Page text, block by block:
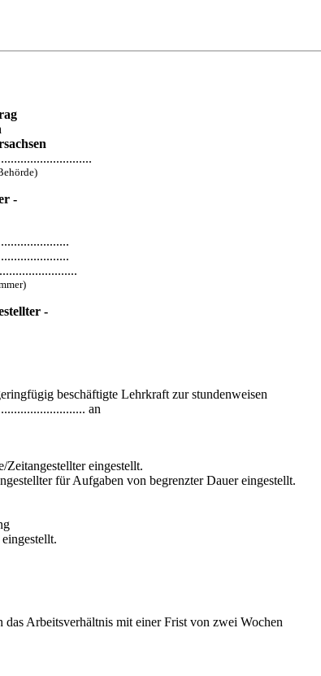
-
-
beschäftigte Lehrkraft zur stundenweisen
an
eingestellt.
für Aufgaben von begrenzter Dauer eingestellt.
Arbeitsverhältnis mit einer Frist von zwei Wochen